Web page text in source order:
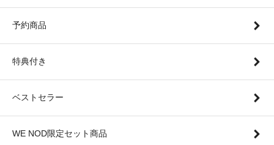
予約商品
特典付き
ベストセラー
WE NOD限定セット商品